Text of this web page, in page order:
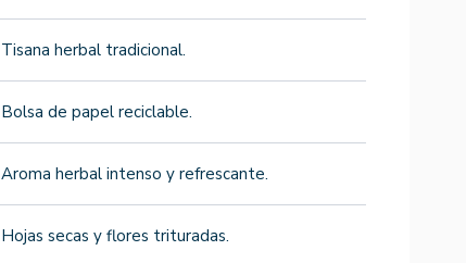
Tisana herbal tradicional.
Bolsa de papel reciclable.
Aroma herbal intenso y refrescante.
Hojas secas y flores trituradas.